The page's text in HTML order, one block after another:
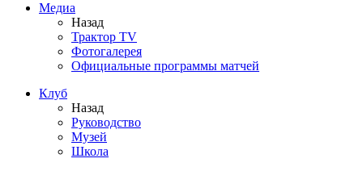
Медиа
Назад
Трактор TV
Фотогалерея
Официальные программы матчей
Клуб
Назад
Руководство
Музей
Школа